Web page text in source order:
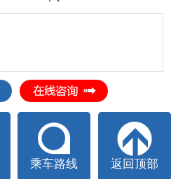
乘车路线 返回顶部